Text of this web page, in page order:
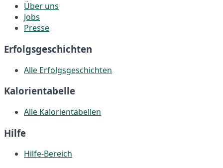
Über uns
Jobs
Presse
Erfolgsgeschichten
Alle Erfolgsgeschichten
Kalorientabelle
Alle Kalorientabellen
Hilfe
Hilfe-Bereich